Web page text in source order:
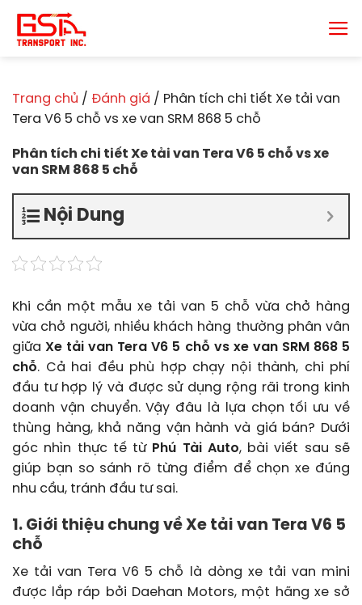
đến
nội
Trang chủ / Đánh giá / Phân tích chi tiết Xe tải van
Tera V6 5 chỗ vs xe van SRM 868 5 chỗ
Phân tích chi tiết Xe tải van Tera V6 5 chỗ vs xe
van SRM 868 5 chỗ
Nội Dung
Khi cần một mẫu xe tải van 5 chỗ vừa chở hàng
vừa chở người, nhiều khách hàng thường phân vân
giữaXe tải van Tera V6 5 chỗ vs xe van SRM 868 5
chỗ. Cả hai đều phù hợp chạy nội thành, chi phí
đầu tư hợp lý và được sử dụng rộng rãi trong kinh
doanh vận chuyển. Vậy đâu là lựa chọn tối ưu về
thùng hàng, khả năng vận hành và giá bán? Dưới
góc nhìn thực tế từ Phú Tài Auto, bài viết sau sẽ
giúp bạn so sánh rõ từng điểm để chọn xe đúng
nhu cầu, tránh đầu tư sai.
1. Giới thiệu chung về Xe tải van Tera V6 5
chỗ
Xe tải van Tera V6 5 chỗ là dòng xe tải van mini
được lắp ráp bởi Daehan Motors, một hãng xe sở